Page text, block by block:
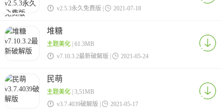
 v2.5.3永久免费版 |  2021-07-18
堆糖
主题美化| 61.3MB
 v7.10.3.2最新破解版 |  2021-05-24
民萌
主题美化| 3,51MB
 v3.7.4039破解版 |  2021-05-17